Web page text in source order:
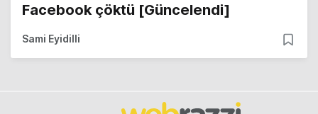
Facebook çöktü [Güncelendi]
Sami Eyidilli